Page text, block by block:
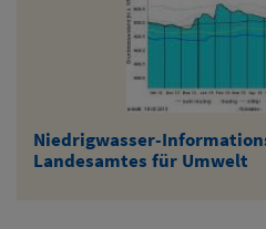
Niedrigwasser-
Landesamtes für Umwelt